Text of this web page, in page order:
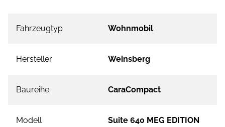
Fahrzeugtyp Wohnmobil
Hersteller Weinsberg
Baureihe CaraCompact
Modell Suite 640 MEG EDITION